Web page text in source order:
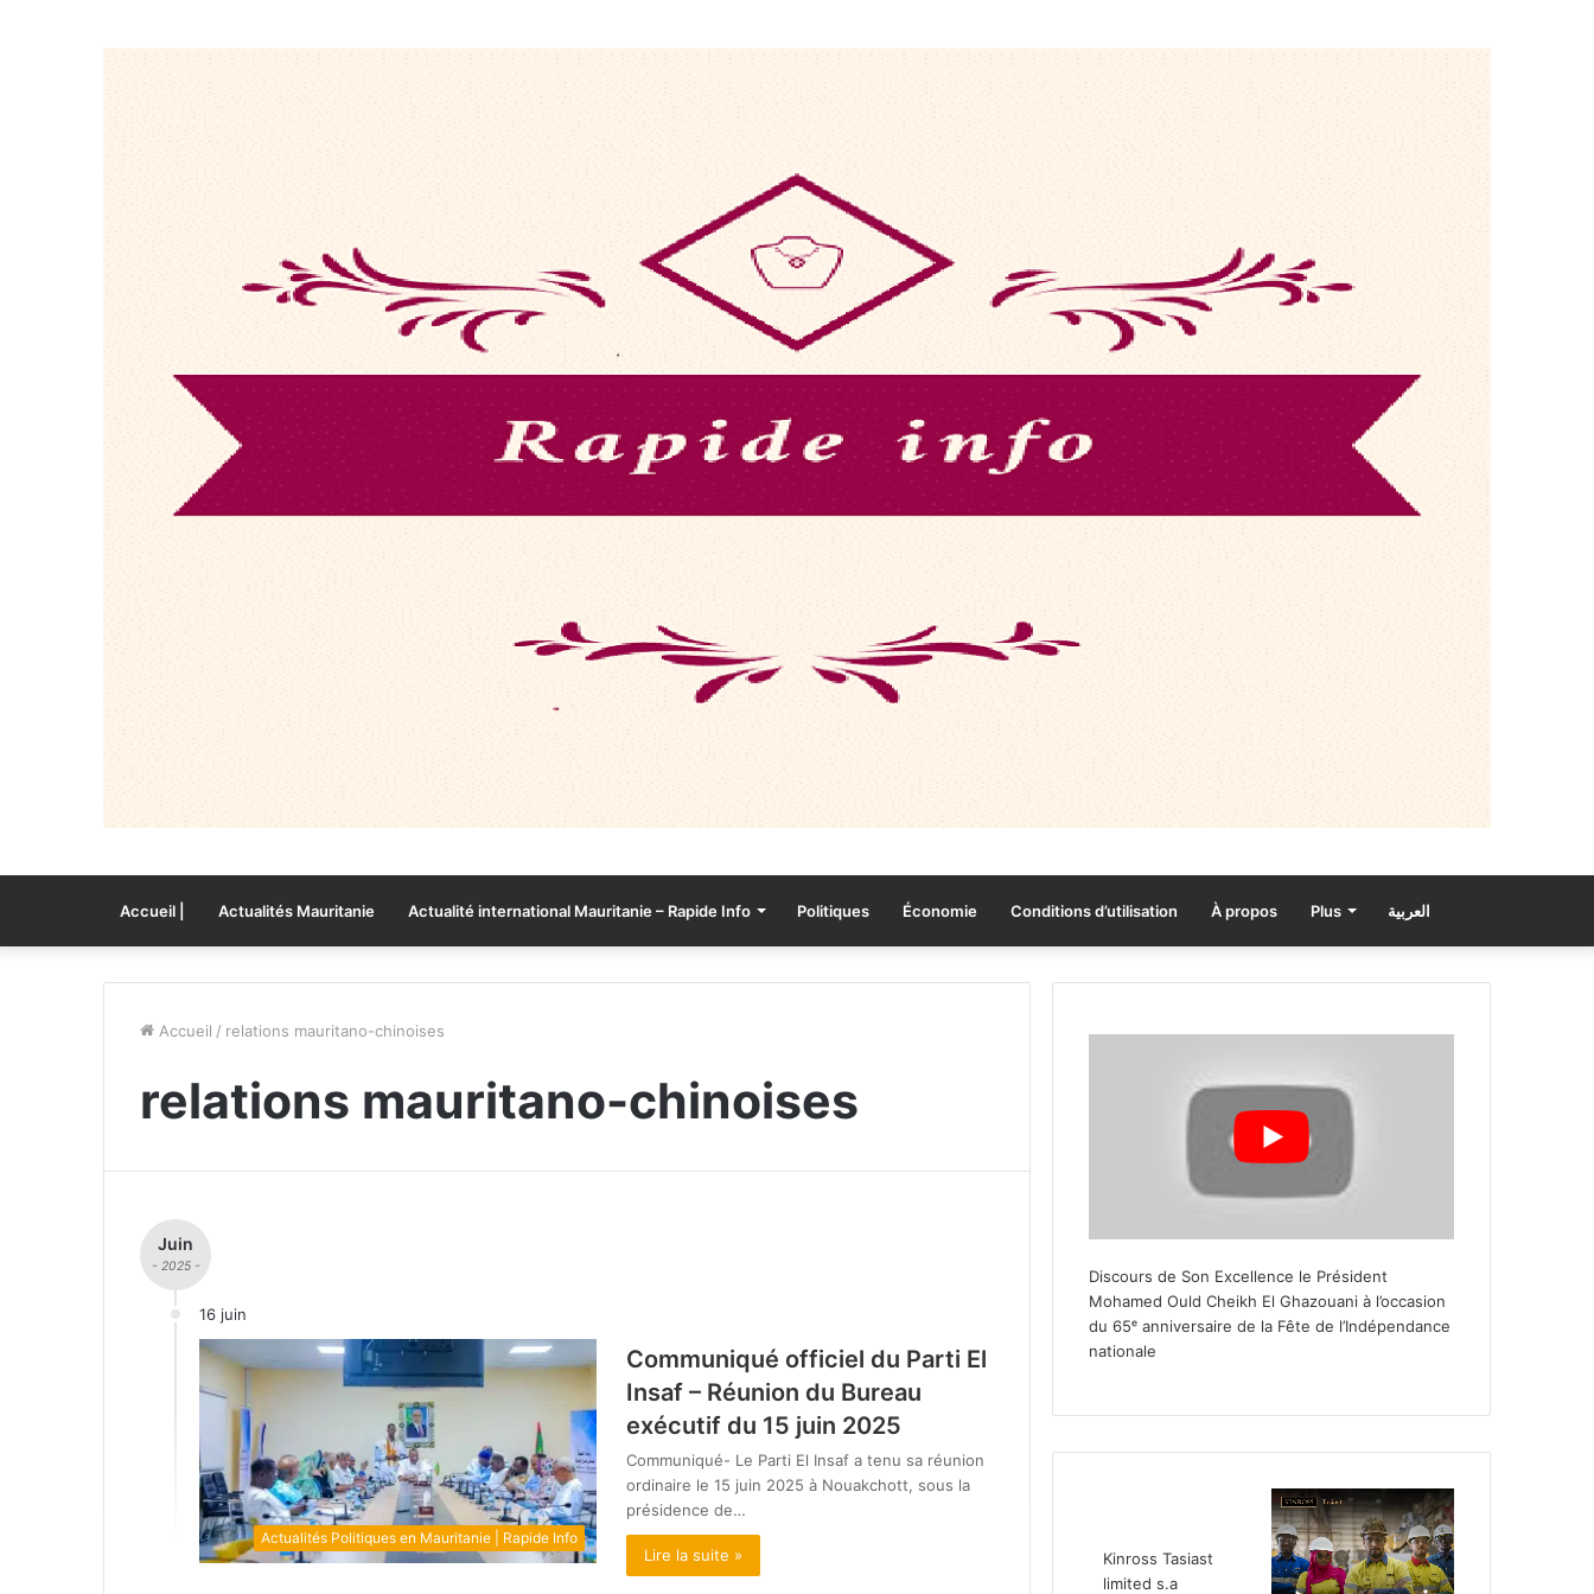
Accueil | Actualités Mauritanie Actualité international Mauritanie – Rapide Info Politiques Économie Conditions d’utilisation À propos Plus العربية
Accueil / relations mauritano-chinoises
relations mauritano-chinoises
Juin
- 2025 -
16 juin
Actualités Politiques en Mauritanie | Rapide Info
Communiqué officiel du Parti El
Insaf – Réunion du Bureau
exécutif du 15 juin 2025
Communiqué- Le Parti El Insaf a tenu sa réunion
ordinaire le 15 juin 2025 à Nouakchott, sous la
présidence de…
Lire la suite »
Discours de Son Excellence le Président
Mohamed Ould Cheikh El Ghazouani à l’occasion
du 65ᵉ anniversaire de la Fête de l’Indépendance
nationale
Kinross Tasiast
limited s.a